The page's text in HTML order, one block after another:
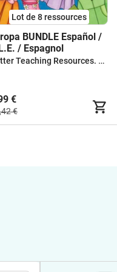
Lot de 8 ressources
BUNDLE Español /
/ Espagnol
Better Teaching Resources. Longer coffee breaks.
€
€